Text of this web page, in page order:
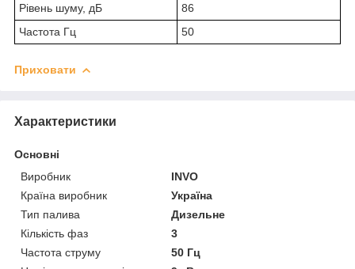
Рівень шуму, дБ
86
Частота Гц
50
Приховати
Характеристики
Основні
Виробник
INVO
Країна виробник
Україна
Тип палива
Дизельне
Кількість фаз
3
Частота струму
50 Гц